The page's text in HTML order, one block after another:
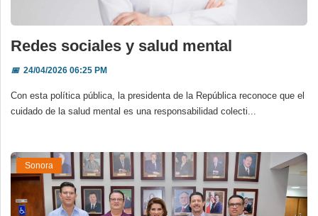
Redes sociales y salud mental
📅24/04/2026 06:25 PM
Con esta política pública, la presidenta de la República reconoce que el
cuidado de la salud mental es una responsabilidad colecti...
Sonora